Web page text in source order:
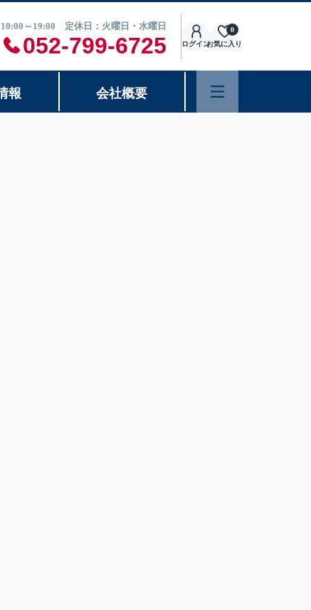
～19:00 定休日：火曜日・水曜日
052-799-6725 ログインお気に入り
0
報 会社概要